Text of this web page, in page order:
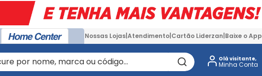
Nossas Lojas Atendimento Cartão Liderzan Baixe o App
por nome, marca ou código... Olá visitante,